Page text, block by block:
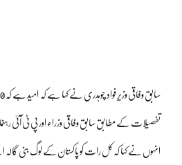
سابق وفاقی وزیر فواد چوہدری نے کہا ہے کہ امید ہے کہ 10ستمبر سے پہلے موجودہ حکومت کا تختہ الٹ جائے گا۔
تفصیلات کے مطابق سابق وفاقی وزراء اور پی ٹی آئی
انہوں نے کہا کہ کل رات کو پاکستان کے لوگ بنی گالہ